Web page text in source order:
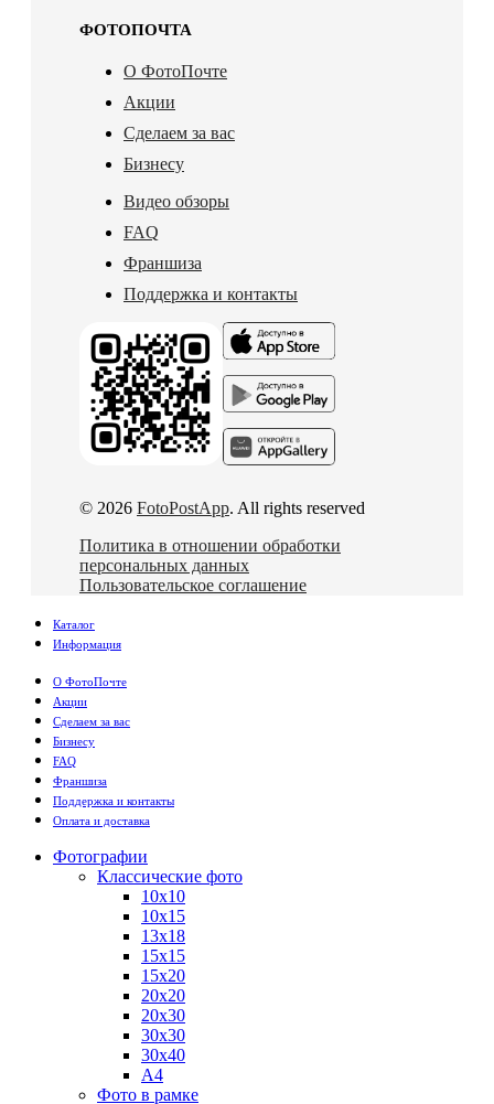
ФОТОПОЧТА
О ФотоПочте
Акции
Сделаем за вас
Бизнесу
Видео обзоры
FAQ
Франшиза
Поддержка и контакты
© 2026 FotoPostApp. All rights reserved
Политика в отношении обработки
персональных данных
Пользовательское соглашение
Каталог
Информация
О ФотоПочте
Акции
Сделаем за вас
Бизнесу
FAQ
Франшиза
Поддержка и контакты
Оплата и доставка
Фотографии
Классические фото
10х10
10х15
13х18
15х15
15х20
20х20
20х30
30х30
30х40
А4
Фото в рамке